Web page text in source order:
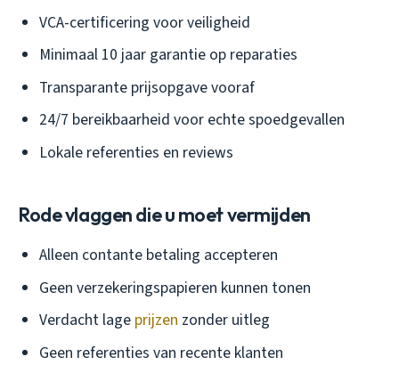
VCA-certificering voor veiligheid
Minimaal 10 jaar garantie op reparaties
Transparante prijsopgave vooraf
24/7 bereikbaarheid voor echte spoedgevallen
Lokale referenties en reviews
Rode vlaggen die u moet vermijden
Alleen contante betaling accepteren
Geen verzekeringspapieren kunnen tonen
Verdacht lage prijzen zonder uitleg
Geen referenties van recente klanten